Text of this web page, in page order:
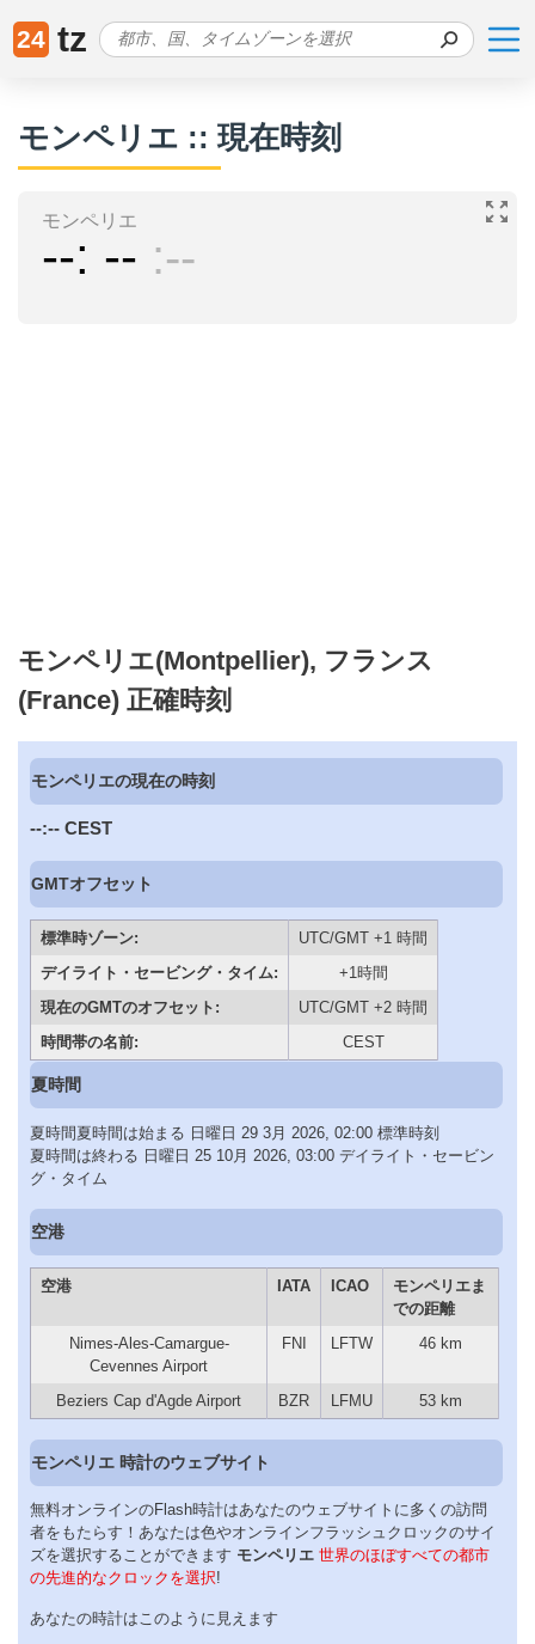
24 tz
モンペリエ :: 現在時刻
モンペリエ
-- -- --
モンペリエ(Montpellier), フランス
(France) 正確時刻
モンペリエの現在の時刻
--:-- CEST
GMTオフセット
標準時ゾーン:
UTC/GMT +1 時間
デイライト・セービング・タイム:
+1時間
現在のGMTのオフセット:
UTC/GMT +2 時間
時間帯の名前:
CEST
夏時間
夏時間夏時間は始まる 日曜日 29 3月 2026, 02:00 標準時刻
夏時間は終わる 日曜日 25 10月 2026, 03:00 デイライト・セービン
グ・タイム
空港
空港 IATA ICAO
モンペリエま
での距離
Nimes-Ales-Camargue-
Cevennes Airport
FNI LFTW 46 km
Beziers Cap d'Agde Airport BZR LFMU 53 km
モンペリエ 時計のウェブサイト
無料オンラインのFlash時計はあなたのウェブサイトに多くの訪問
者をもたらす！あなたは色やオンラインフラッシュクロックのサイ
ズを選択することができます モンペリエ 世界のほぼすべての都市
の先進的なクロックを選択!
あなたの時計はこのように見えます